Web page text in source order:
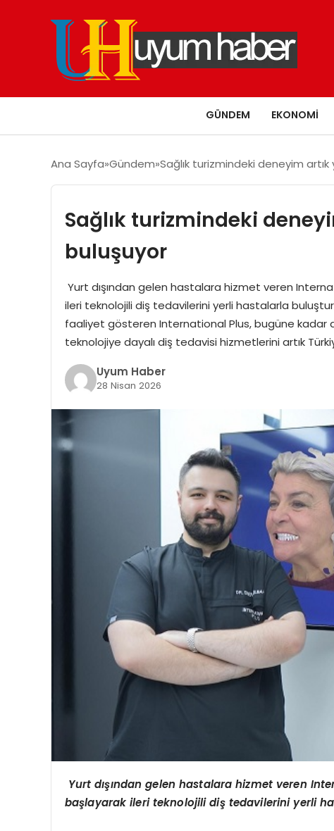
GÜNDEM EKONOMI
Ana Sayfa Gündem Sağlık turizmindeki deneyim
Sağlık turizmindeki
buluşuyor
Yurt dışından gelen hastalara hizmet veren
ileri teknolojili diş tedavilerini yerli hastalarla
faaliyet gösteren International Plus, bugüne kadar
teknolojiye dayalı diş tedavisi hizmetlerini artık
Uyum Haber
28 Nisan 2026
Yurt dışından gelen hastalara hizmet veren
başlayarak ileri teknolojili diş tedavilerini yerli